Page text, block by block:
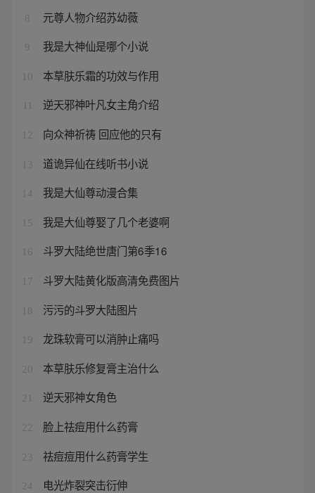
8 元尊人物介绍苏幼薇
9 我是大神仙是哪个小说
10 本草肤乐霜的功效与作用
逆天邪神叶凡女主角介绍
12 向众神祈祷 回应他的只有
13 道诡异仙在线听书小说
14 我是大仙尊动漫合集
15 我是大仙尊娶了几个老婆啊
16 斗罗大陆绝世唐门第6季16
17 斗罗大陆黄化版高清免费图片
18 污污的斗罗大陆图片
19 龙珠软膏可以消肿止痛吗
20 本草肤乐修复膏主治什么
21 逆天邪神女角色
22 脸上祛痘用什么药膏
23 祛痘痘用什么药膏学生
24 电光炸裂突击衍伸